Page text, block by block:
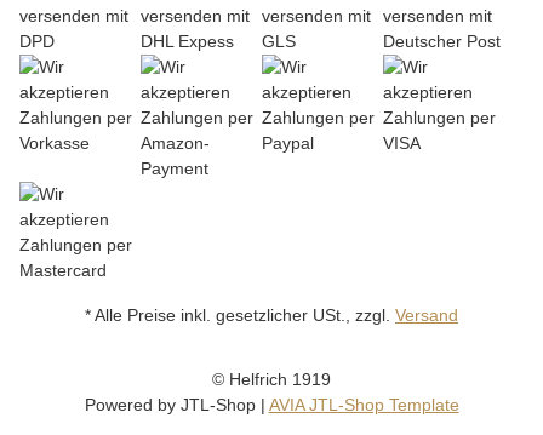
* Alle Preise inkl. gesetzlicher USt., zzgl. Versand
© Helfrich 1919
Powered by JTL-Shop | AVIA JTL-Shop Template